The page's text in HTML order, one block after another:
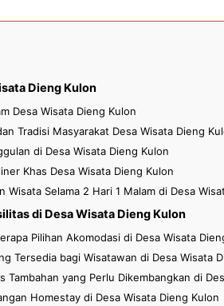
Dieng Kulon
Desa Wisata Dieng Kulon
Tradisi Masyarakat Desa Wisata Dieng
di Desa Wisata Dieng Kulon
Khas Desa Wisata Dieng Kulon
Wisata Selama 2 Hari 1 Malam di Desa
di Desa Wisata Dieng Kulon
Pilihan Akomodasi di Desa Wisata
Tersedia bagi Wisatawan di Desa Wisata
Tambahan yang Perlu Dikembangkan di
Homestay di Desa Wisata Dieng Kulon